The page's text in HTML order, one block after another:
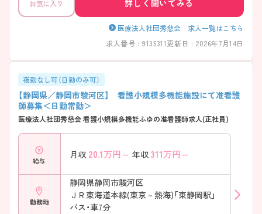
多く活躍されています。無理なく、長く働き続けたい方におすすめの職
場です。 ――――――――――――――― ■ 「在宅復帰」を本気で支え
る地域医療 ――――――――――――――― 地域密着型の病院として、
を入れた看護・支援 ・多職種と連携しながら患者さまをサポート → 「地
域で暮らし続ける」を支えるやりがいを感じられます
――――――――――――――― 無理のない働き方を大切にしていま
す。 ・複数名での夜勤体制を敷いている ・一人夜勤にならない安心の環
境 ・残業はほぼなし → 心身の負担を抑えながら勤務できます
――――――――――――――― ■ 中途入職でも安心の教育サポート
――――――――――――――― 経験に応じたフォロー体制が整って
います。 ・「中途採用看護師教育プログラム」あり ・チューター制を導入
――――――――――――――― ■ 将来につながるスキルアップ支援
――――――――――――――― 学びたい気持ちを法人全体で応援し
ています。 ・資格取得費用の一部補助あり ・特定行為看護師養成の協力
施設として登録 → キャリアアップを前向きに考えられる環境です
お気に入り
詳しく聞いてみる
医療法人社団秀慈会 求人一覧はこちら
求人番号 : 9135311更新日 : 2026年7月14日
夜勤なし可（日勤のみ可）
【静岡県／静岡市駿河区】 看護小規模多機能施設にて准看護
師募集＜日勤常勤＞
医療法人社団秀慈会 看護小規模多機能ふゆの准看護師求人(正社員)
給与
月収 20.1万円～ 年収 311万円～
勤務地
静岡県静岡市駿河区
ＪＲ東海道本線(東京－熱海)「東静岡駅」
バス・車7分